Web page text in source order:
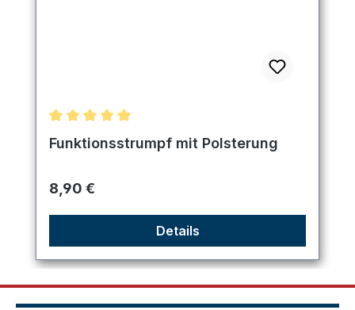
Durchschnittliche Bewertung von 5 von 5 Sternen
Funktionsstrumpf mit Polsterung
Regulärer Preis:
8,90 €
Details